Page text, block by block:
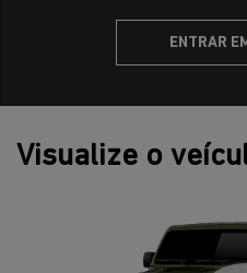
ENTRAR
Visualize o